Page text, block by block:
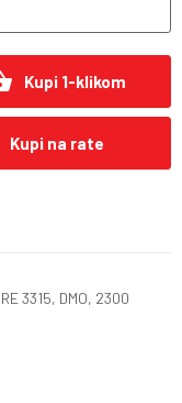
Kupi 1-klikom
Kupi na rate
3315, DMO, 2300